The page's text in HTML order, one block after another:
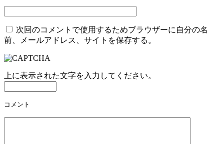
次回のコメントで使用するためブラウザーに自分の名
前、メールアドレス、サイトを保存する。
上に表示された文字を入力してください。
コメント